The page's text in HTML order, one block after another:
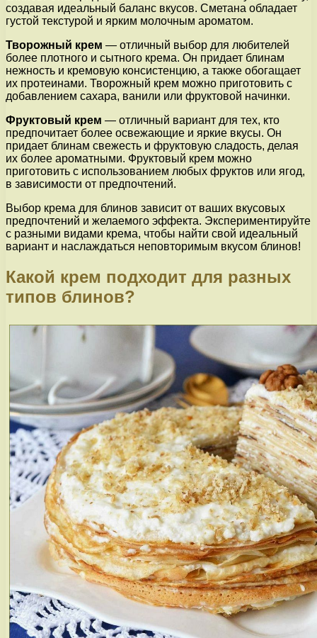
создавая идеальный баланс вкусов. Сметана обладает
густой текстурой и ярким молочным ароматом.
Творожный крем — отличный выбор для любителей
более плотного и сытного крема. Он придает блинам
нежность и кремовую консистенцию, а также обогащает
их протеинами. Творожный крем можно приготовить с
добавлением сахара, ванили или фруктовой начинки.
Фруктовый крем — отличный вариант для тех, кто
предпочитает более освежающие и яркие вкусы. Он
придает блинам свежесть и фруктовую сладость, делая
их более ароматными. Фруктовый крем можно
приготовить с использованием любых фруктов или ягод,
в зависимости от предпочтений.
Выбор крема для блинов зависит от ваших вкусовых
предпочтений и желаемого эффекта. Экспериментируйте
с разными видами крема, чтобы найти свой идеальный
вариант и наслаждаться неповторимым вкусом блинов!
Какой крем подходит для разных
типов блинов?